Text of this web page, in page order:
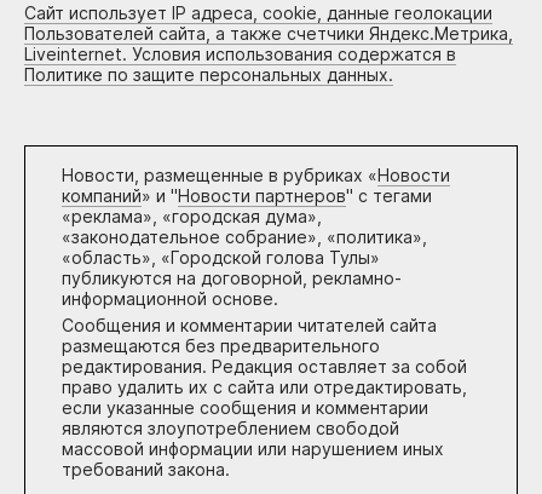
Сайт использует IP адреса, cookie, данные геолокации
Пользователей сайта, а также счетчики Яндекс.Метрика,
Liveinternet. Условия использования содержатся в
Политике по защите персональных данных.
Новости, размещенные в рубриках «Новости
компаний» и "Новости партнеров" с тегами
«реклама», «городская дума»,
«законодательное собрание», «политика»,
«область», «Городской голова Тулы»
публикуются на договорной, рекламно-
информационной основе.
Сообщения и комментарии читателей сайта
размещаются без предварительного
редактирования. Редакция оставляет за собой
право удалить их с сайта или отредактировать,
если указанные сообщения и комментарии
являются злоупотреблением свободой
массовой информации или нарушением иных
требований закона.